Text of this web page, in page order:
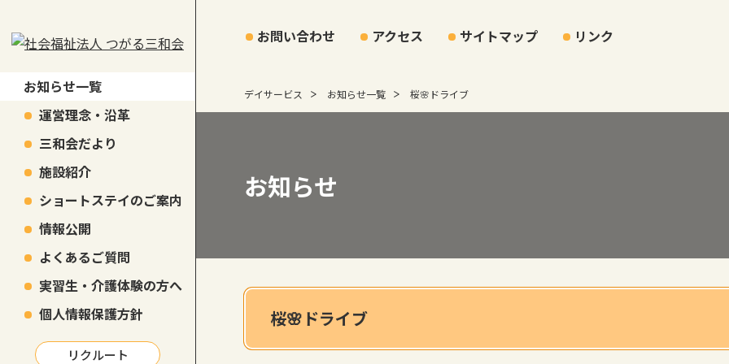
お知らせ一覧
運営理念・沿革
三和会だより
施設紹介
ショートステイのご案内
情報公開
よくあるご質問
実習生・介護体験の方へ
個人情報保護方針
リクルート
お問い合わせ アクセス サイトマップ リンク
デイサービス お知らせ一覧 桜🌸ドライブ
お知らせ
桜🌸ドライブ